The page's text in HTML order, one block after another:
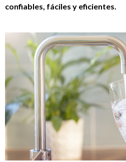
confiables, fáciles y eficientes.